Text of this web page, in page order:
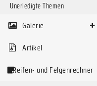
Unerledigte Themen
Galerie
Artikel
Reifen- und Felgenrechner